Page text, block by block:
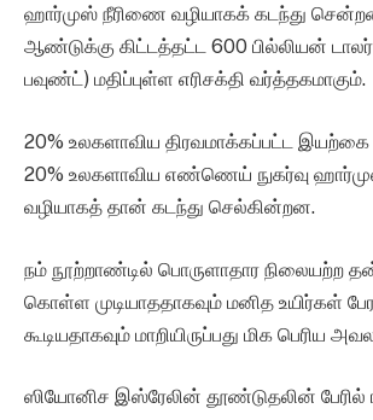
ஹார்முஸ் நீரிணை வழியாகக் கடந்து
ஆண்டுக்கு கிட்டத்தட்ட 600 பில்லியன்
பவுண்ட்) மதிப்புள்ள எரிசக்தி வர்த்தகமாகும்.
20% உலகளாவிய திரவமாக்கப்பட்ட இயற்கை
20% உலகளாவிய எண்ணெய் நுகர்வு
வழியாகத் தான் கடந்து செல்கின்றன.
நம் நூற்றாண்டில் பொருளாதார நிலையற்ற
கொள்ள முடியாததாகவும் மனித உயிர்கள்
கூடியதாகவும் மாறியிருப்பது மிக பெரிய
ஸியோனிச இஸ்ரேலின் தூண்டுதலின் பேரில்